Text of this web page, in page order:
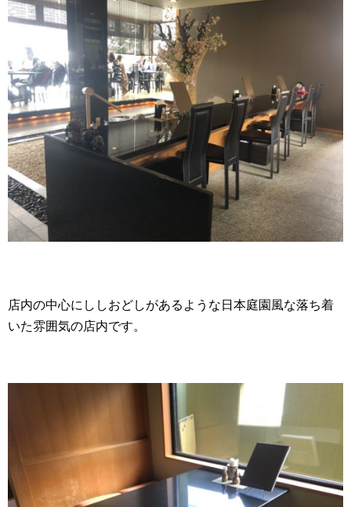
店内の中心にししおどしがあるような日本庭園風な落ち着
いた雰囲気の店内です。